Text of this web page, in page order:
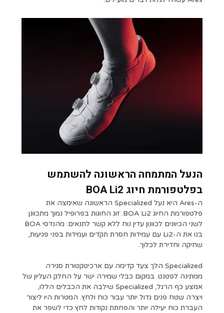
הנעל המתמחה הראשונה להשתמש
בפלטפורמת חיוג BOA Li2
ה-Ares היא נעל Specialized הראשונה שאימצה את
פלטפורמת החיוג BOA Li2. זוג החוגות בפרופיל נמוך מתכוונן
לשני הכיוונים לכוונון עדין נוח ללא קשר לתנאים. מהנדסי BOA
בנו את ה-Li2 עם עמידות חסרת תקדים ועמידות בפני פגיעות,
שחיקה וחדירת לכלוך.
Specialized הלך צעד קדימה עם ארכיטקטורת סגירה
ממתינה לפטנט. במקום כבלי שמירה ישר על החלק העליון של
אמצע כף הרגל, Specialized שילבה את הכבלים הללו,
ויצרה שטח פנים גדול יותר עבור כוח ולחץ. המטרות היו ליצור
העברת כוח יעילה יותר והפחתת נקודות לחץ כדי לשפר את